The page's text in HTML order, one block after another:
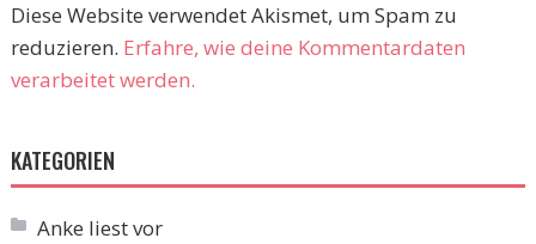
Diese Website verwendet Akismet, um Spam zu
reduzieren. Erfahre, wie deine Kommentardaten
verarbeitet werden.
KATEGORIEN
Anke liest vor